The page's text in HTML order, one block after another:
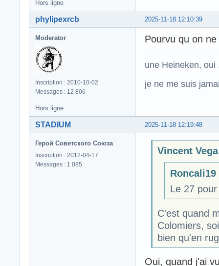
Hors ligne
2025-11-18 12:10:39
phylipexrcb
Moderator
Inscription : 2010-10-02
Messages : 12 806
Pourvu qu on
une Heineken,
je ne me suis
Hors ligne
2025-11-18 12:19:48
STADIUM
Герой Советского Союза
Inscription : 2012-04-17
Messages : 1 085
Vincent
Le 27
C'est quand
Colomiers,
bien qu'en
Oui, quand j'ai